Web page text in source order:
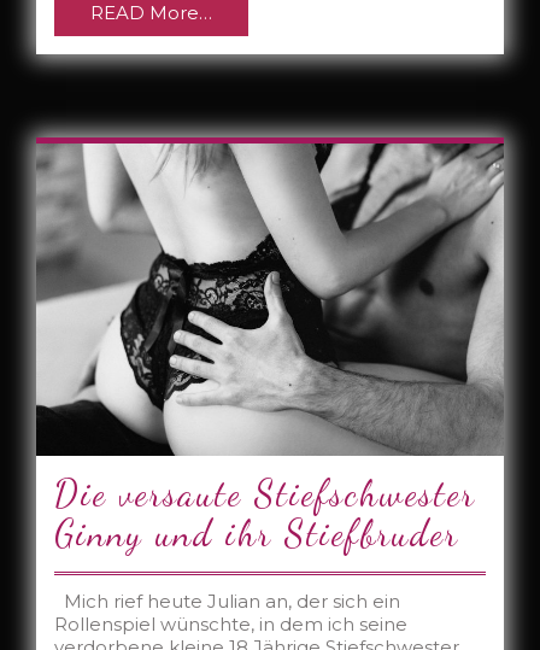
READ More…
Die versaute Stiefschwester
Ginny und ihr Stiefbruder
Mich rief heute Julian an, der sich ein
Rollenspiel wünschte, in dem ich seine